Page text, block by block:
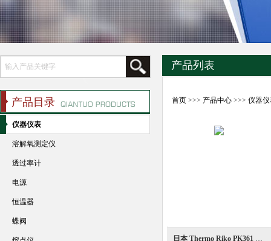
产品列表
首页 >>> 产品中心 >>>仪器
日本 Thermo Riko PK361 全压型真空计
产品目录
仪器仪表
溶解氧测定仪
透过率计
电源
恒温器
蝶阀